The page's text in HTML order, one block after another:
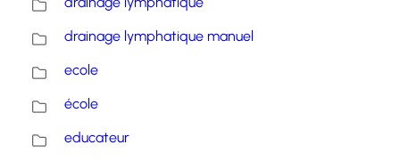
drainage lymphatique manuel
ecole
école
educateur